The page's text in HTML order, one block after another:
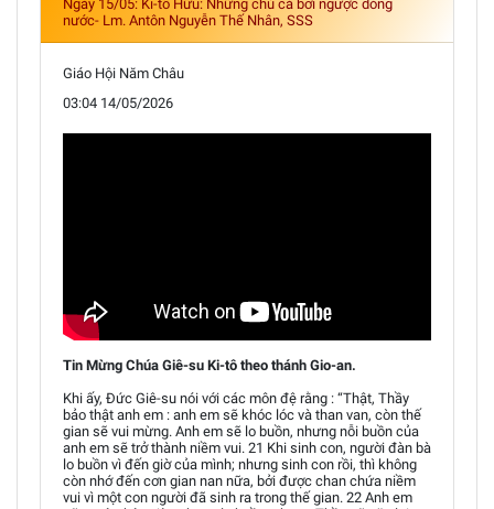
Ngày 15/05: Ki-tô Hữu: Những chú cá bơi ngược dòng
nước- Lm. Antôn Nguyễn Thế Nhân, SSS
Giáo Hội Năm Châu
03:04 14/05/2026
Tin Mừng Chúa Giê-su Ki-tô theo thánh Gio-an.
Khi ấy, Đức Giê-su nói với các môn đệ rằng : “Thật, Thầy
bảo thật anh em : anh em sẽ khóc lóc và than van, còn thế
gian sẽ vui mừng. Anh em sẽ lo buồn, nhưng nỗi buồn của
anh em sẽ trở thành niềm vui. 21 Khi sinh con, người đàn bà
lo buồn vì đến giờ của mình; nhưng sinh con rồi, thì không
còn nhớ đến cơn gian nan nữa, bởi được chan chứa niềm
vui vì một con người đã sinh ra trong thế gian. 22 Anh em